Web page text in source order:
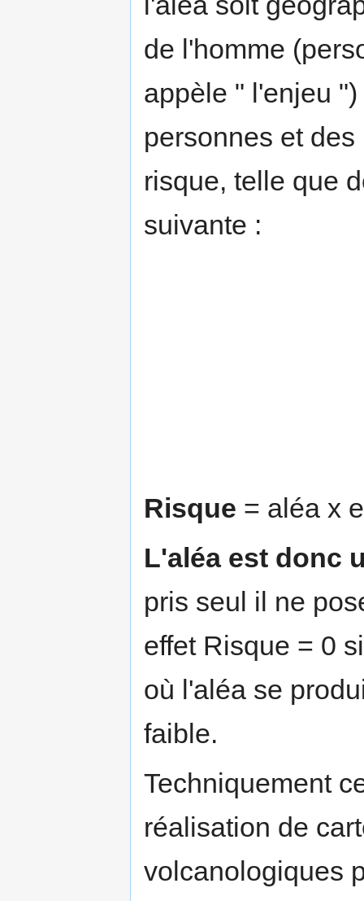
de l'homme
appèle " l'enjeu
personnes et
risque, telle que
suivante :
Risque = aléa x
L'aléa est donc
pris seul il ne
effet Risque = 0
où l'aléa se
faible.
Techniquement
réalisation de
volcanologiques